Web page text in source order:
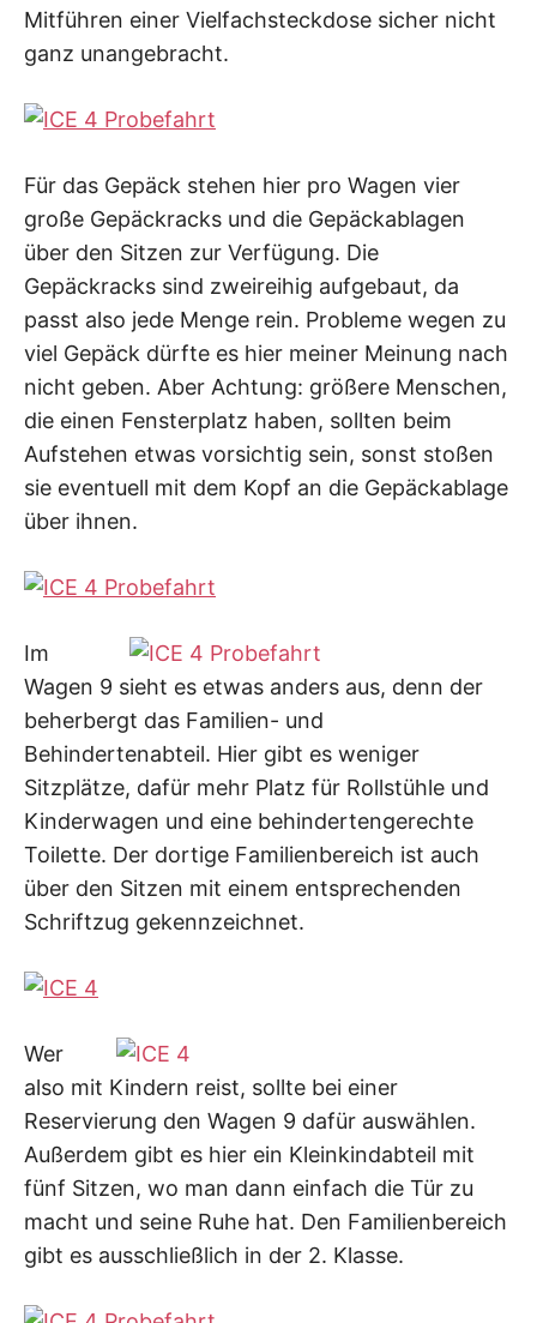
Mitführen einer Vielfachsteckdose sicher nicht
ganz unangebracht.
Für das Gepäck stehen hier pro Wagen vier
große Gepäckracks und die Gepäckablagen
über den Sitzen zur Verfügung. Die
Gepäckracks sind zweireihig aufgebaut, da
passt also jede Menge rein. Probleme wegen zu
viel Gepäck dürfte es hier meiner Meinung nach
nicht geben. Aber Achtung: größere Menschen,
die einen Fensterplatz haben, sollten beim
Aufstehen etwas vorsichtig sein, sonst stoßen
sie eventuell mit dem Kopf an die Gepäckablage
über ihnen.
Im
Wagen 9 sieht es etwas anders aus, denn der
beherbergt das Familien- und
Behindertenabteil. Hier gibt es weniger
Sitzplätze, dafür mehr Platz für Rollstühle und
Kinderwagen und eine behindertengerechte
Toilette. Der dortige Familienbereich ist auch
über den Sitzen mit einem entsprechenden
Schriftzug gekennzeichnet.
Wer
also mit Kindern reist, sollte bei einer
Reservierung den Wagen 9 dafür auswählen.
Außerdem gibt es hier ein Kleinkindabteil mit
fünf Sitzen, wo man dann einfach die Tür zu
macht und seine Ruhe hat. Den Familienbereich
gibt es ausschließlich in der 2. Klasse.